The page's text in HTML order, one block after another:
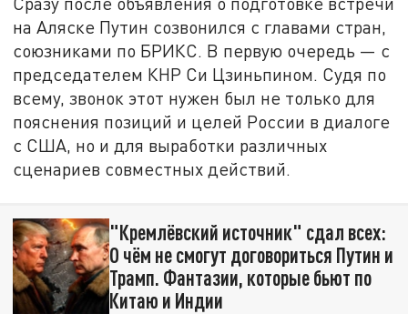
на Аляске Путин созвонился с главами стран,
союзниками по БРИКС. В первую очередь — с
председателем КНР Си Цзиньпином. Судя по
всему, звонок этот нужен был не только для
пояснения позиций и целей России в диалоге
с США, но и для выработки различных
сценариев совместных действий.
"Кремлёвский источник" сдал всех:
О чём не смогут договориться Путин и
Трамп. Фантазии, которые бьют по
Китаю и Индии